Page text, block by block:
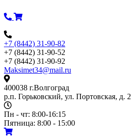
к
+7 (8442) 31-90-82
+7 (8442) 31-90-52
+7 (8442) 31-90-92
Maksimet34@mail.ru
400038 г.Волгоград
р.п. Горьковский, ул. Портовская, д.
Пн - чт: 8:00-16:15
Пятница: 8:00 - 15:00